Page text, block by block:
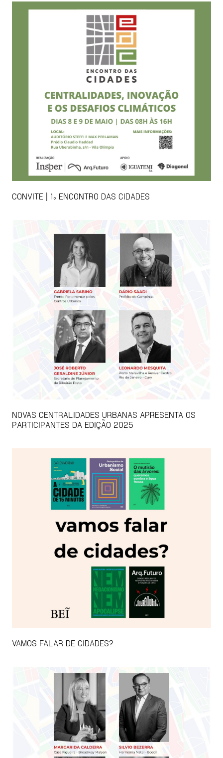
CONVITE | 1º ENCONTRO DAS CIDADES
NOVAS CENTRALIDADES URBANAS APRESENTA OS
PARTICIPANTES DA EDIÇÃO 2025
VAMOS FALAR DE CIDADES?